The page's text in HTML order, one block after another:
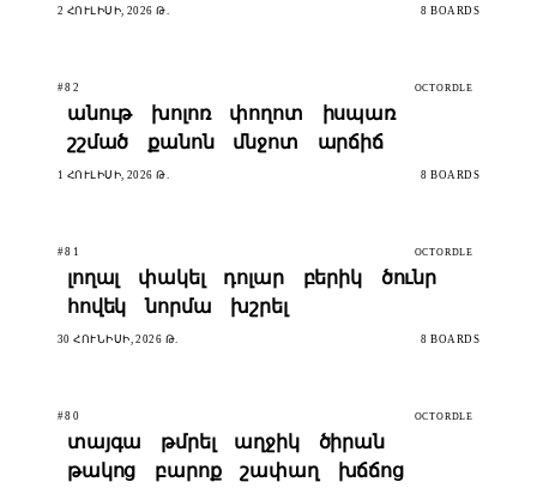
2 ՀՈՒԼԻՍԻ, 2026 Թ. 8 BOARDS
#82 OCTORDLE
անութ խոլոռ փողոտ
իսպառ
շշմած
քանոն մնջոտ արճիճ
1 ՀՈՒԼԻՍԻ, 2026 Թ. 8 BOARDS
#81 OCTORDLE
լողալ փակել դոլար բերիկ
ծունր
հովեկ
նորմա խշրել
30 ՀՈՒՆԻՍԻ, 2026 Թ. 8 BOARDS
#80 OCTORDLE
տայգա թմրել աղջիկ
ծիրան
թակոց
բարոք շափաղ խճճոց